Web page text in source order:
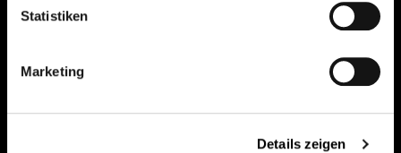
Statistiken
Marketing
Details zeigen
pure.proven.perfect.